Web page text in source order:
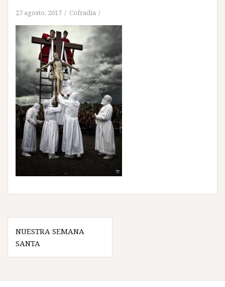
27 agosto, 2017 Cofradía
Navegación
de
entradas
NUESTRA SEMANA
SANTA